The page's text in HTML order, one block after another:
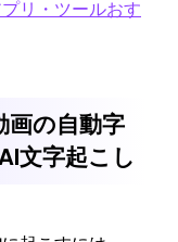
リ・ツールおす
画の自動字
文字起こし